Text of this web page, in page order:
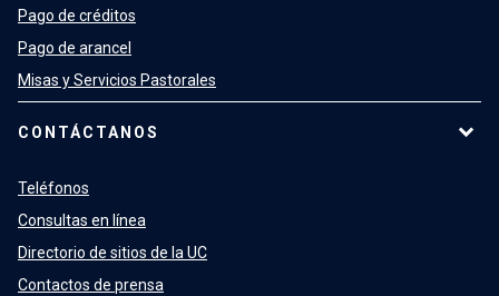
Pago de créditos
Pago de arancel
Misas y Servicios Pastorales
CONTÁCTANOS
Teléfonos
Consultas en línea
Directorio de sitios de la UC
Contactos de prensa